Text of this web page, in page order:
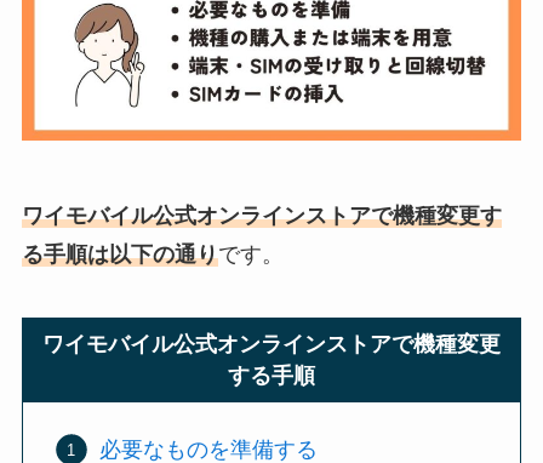
ワイモバイル公式オンラインストアで機種変更す
る手順は以下の通りです。
ワイモバイル公式オンラインストアで機種変更
する手順
必要なものを準備する